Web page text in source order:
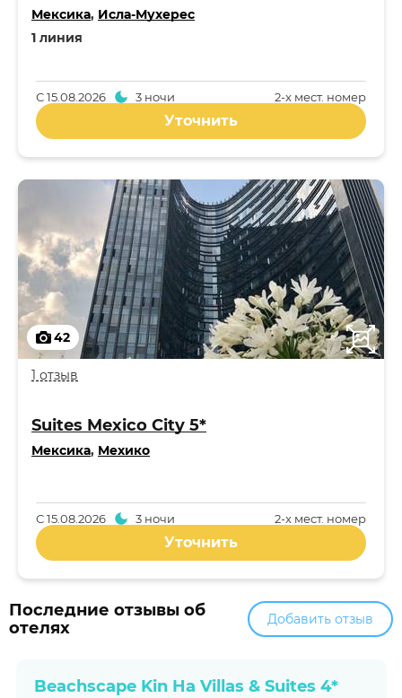
Мексика, Исла-Мухерес
1 линия
2-x мест. номер
С15.08.2026 3 ночи
Уточнить
42
1 отзыв
Suites Mexico City 5*
Мексика, Мехико
2-x мест. номер
С15.08.2026 3 ночи
Уточнить
Последние отзывы об
отелях
Добавить отзыв
Beachscape Kin Ha Villas & Suites 4*